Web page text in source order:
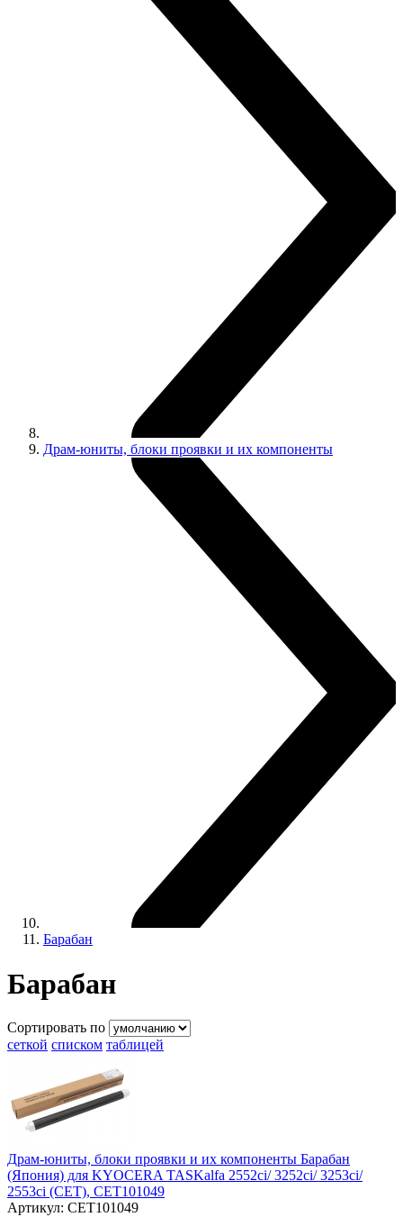
Драм-юниты, блоки проявки и их компоненты
Барабан
Барабан
Сортировать по
сеткой списком таблицей
Драм-юниты, блоки проявки и их компоненты Барабан
(Япония) для KYOCERA TASKalfa 2552ci/ 3252ci/ 3253ci/
2553ci (CET), CET101049
Артикул: CET101049